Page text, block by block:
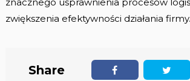
zwiększenia efektywności działania firmy.
Share